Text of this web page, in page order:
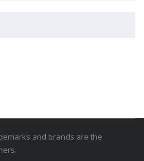
and brands are the